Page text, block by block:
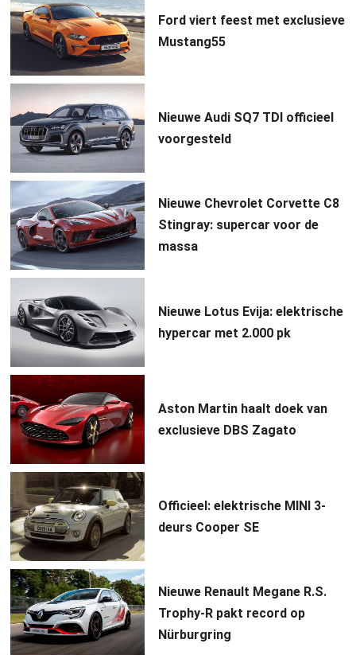
Ford viert feest met exclusieve
Mustang55
Nieuwe Audi SQ7 TDI officieel
voorgesteld
Nieuwe Chevrolet Corvette C8
Stingray: supercar voor de
massa
Nieuwe Lotus Evija: elektrische
hypercar met 2.000 pk
Aston Martin haalt doek van
exclusieve DBS Zagato
Officieel: elektrische MINI 3-
deurs Cooper SE
Nieuwe Renault Megane R.S.
Trophy-R pakt record op
Nürburgring